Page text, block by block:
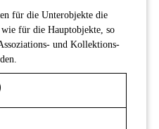
für die Unterobjekte die
für die Hauptobjekte, so
und Kollektions-